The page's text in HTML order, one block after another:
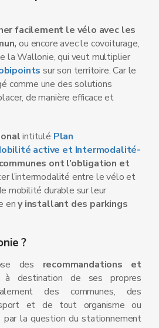
facilement le vélo avec les
ou encore avec le covoiturage,
la Wallonie, qui veut multiplier
sur son territoire. Car le
comme une des solutions
de manière efficace et
intitulé Plan
active et Intermodalité-
ont l’obligation et
l’intermodalité entre le vélo et
mobilité durable sur leur
eny installant des parkings
?
des recommandations et
à destination de ses propres
des communes, des
et de tout organisme ou
par la question du stationnement